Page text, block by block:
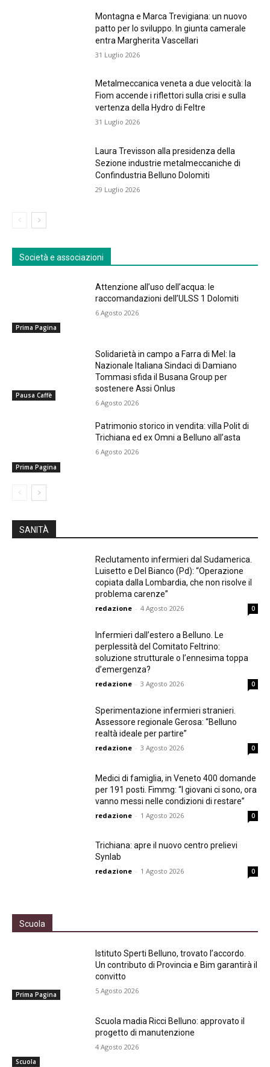
Montagna e Marca Trevigiana: un nuovo
patto per lo sviluppo. In giunta camerale
entra Margherita Vascellari
31 Luglio 2026
Metalmeccanica veneta a due velocità: la
Fiom accende i riflettori sulla crisi e sulla
vertenza della Hydro di Feltre
31 Luglio 2026
Laura Trevisson alla presidenza della
Sezione industrie metalmeccaniche di
Confindustria Belluno Dolomiti
29 Luglio 2026
Società e associazioni
Prima Pagina
Attenzione all’uso dell’acqua: le
raccomandazioni dell’ULSS 1 Dolomiti
6 Agosto 2026
Pausa Caffè
Solidarietà in campo a Farra di Mel: la
Nazionale Italiana Sindaci di Damiano
Tommasi sfida il Busana Group per
sostenere Assi Onlus
6 Agosto 2026
Prima Pagina
Patrimonio storico in vendita: villa Polit di
Trichiana ed ex Omni a Belluno all’asta
6 Agosto 2026
SANITÀ
Reclutamento infermieri dal Sudamerica.
Luisetto e Del Bianco (Pd): “Operazione
copiata dalla Lombardia, che non risolve il
problema carenze”
redazione - 4 Agosto 2026 0
Infermieri dall’estero a Belluno. Le
perplessità del Comitato Feltrino:
soluzione strutturale o l’ennesima toppa
d’emergenza?
redazione - 3 Agosto 2026 0
Sperimentazione infermieri stranieri.
Assessore regionale Gerosa: “Belluno
realtà ideale per partire”
redazione - 3 Agosto 2026 0
Medici di famiglia, in Veneto 400 domande
per 191 posti. Fimmg: “I giovani ci sono, ora
vanno messi nelle condizioni di restare”
redazione - 1 Agosto 2026 0
Trichiana: apre il nuovo centro prelievi
Synlab
redazione - 1 Agosto 2026 0
Scuola
Prima Pagina
Istituto Sperti Belluno, trovato l’accordo.
Un contributo di Provincia e Bim garantirà il
convitto
5 Agosto 2026
Scuola
Scuola madia Ricci Belluno: approvato il
progetto di manutenzione
4 Agosto 2026